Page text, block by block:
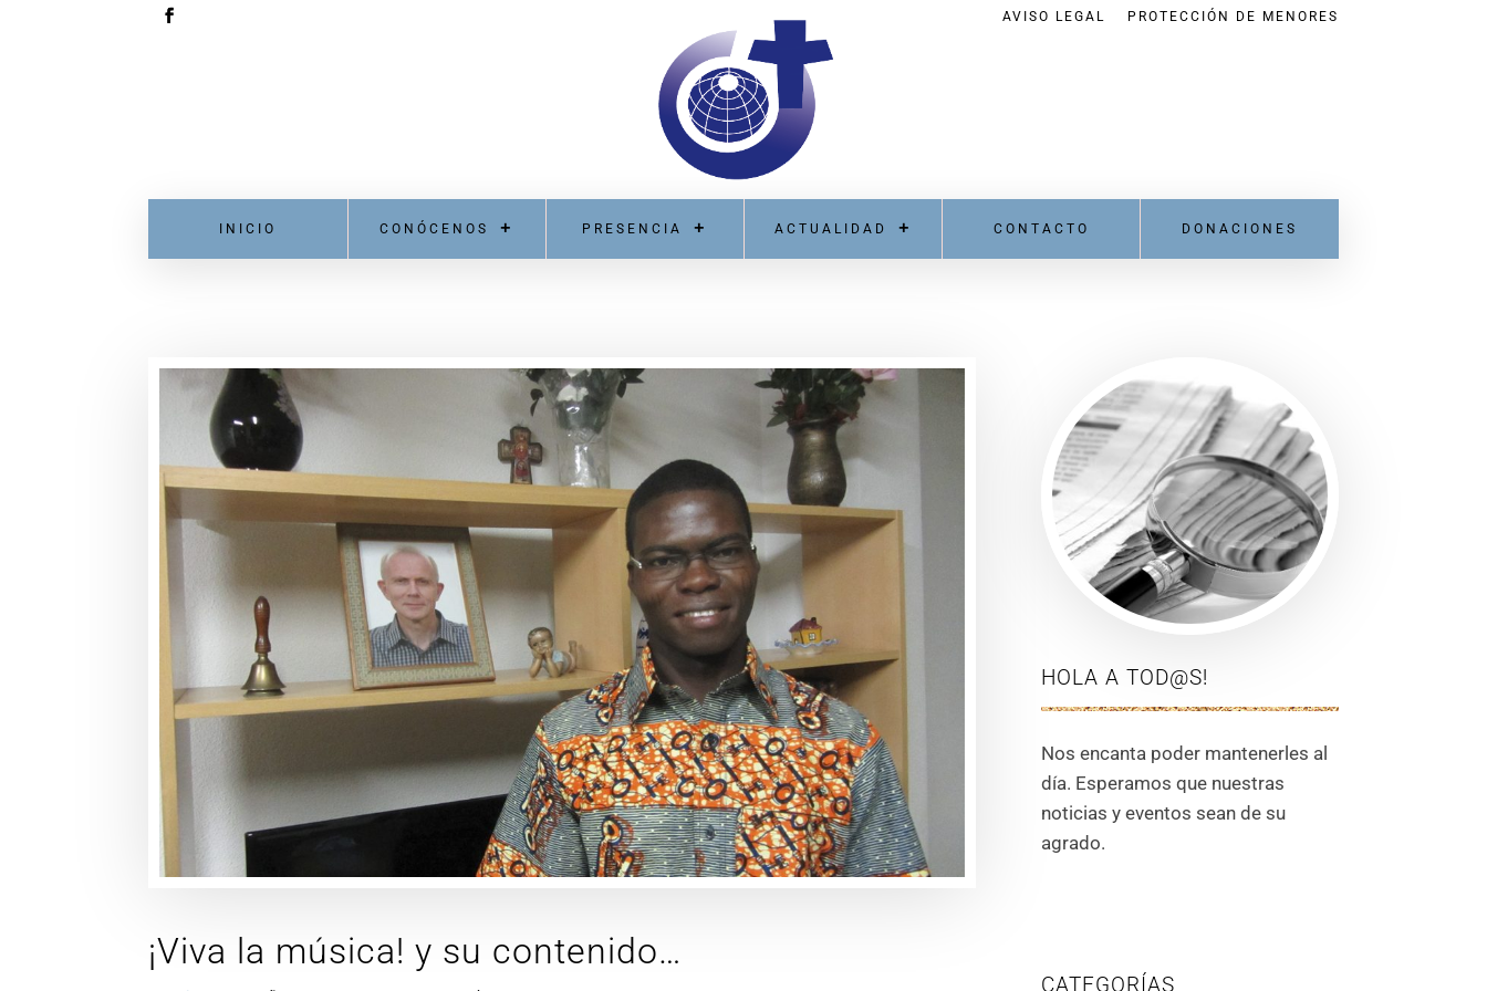
AVISO LEGAL PROTECCIÓN DE MENORES
INICIO CONÓCENOS PRESENCIA ACTUALIDAD CONTACTO DONACIONES
¡Viva la música! y su contenido…
HOLA A TOD@S!
Nos encanta poder mantenerles al
día. Esperamos que nuestras
noticias y eventos sean de su
agrado.
CATEGORÍAS